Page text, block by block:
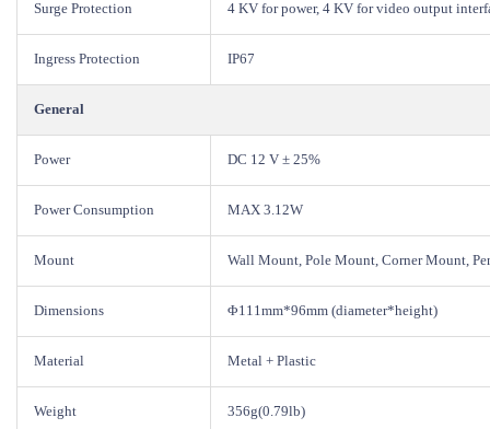
Surge Protection 4 KV for power, 4 KV for video output
Ingress Protection IP67
General
Power DC 12 V ± 25%
Power Consumption MAX 3.12W
Mount Wall Mount, Pole Mount, Corner Mount,
Dimensions Φ111mm*96mm (diameter*height)
Material Metal + Plastic
Weight 356g(0.79lb)